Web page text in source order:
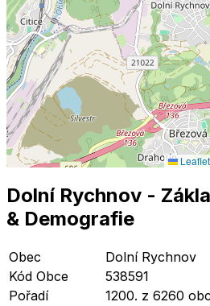
Leaflet
Dolní Rychnov -
& Demografie
Obec
Dolní Rychnov
Kód Obce
538591
Pořadí
1200. z 6260